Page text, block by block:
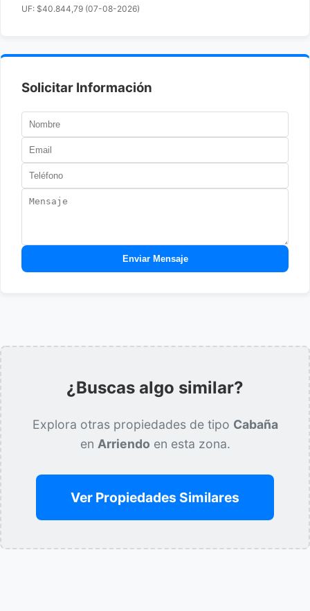
UF: $40.844,79 (07-08-2026)
Solicitar Información
Enviar Mensaje
¿Buscas algo similar?
Explora otras propiedades de tipo Cabaña
en Arriendo en esta zona.
Ver Propiedades Similares